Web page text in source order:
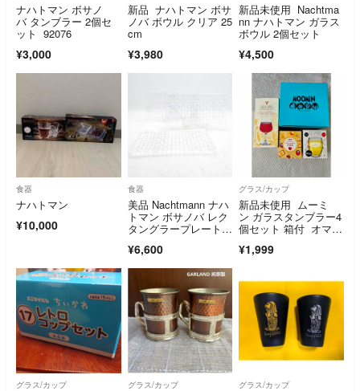
ナハトマン ボサノ
バ タンブラー 2個セ
ット 92076
¥3,000
新品 ナハトマン ボサ
ノバ ボウル クリア 25
cm
¥3,980
新品未使用 Nachtma
nn ナハトマン ガラス
ボウル 2個セット
¥4,500
食器
ナハトマン
¥10,000
食器
美品 Nachtmann ナハ
トマン ボサノバ レク
タングラープレート 3
形皿 レクタンギュラ
ー SO4043B1
¥6,600
グラス/カップ
新品未使用 ムーミ
ン ガラスタンブラー4
個セット 箱付 オマケ
グラス サントリ
¥1,999
グラス/カップ グラス/カップ グラス/カップ